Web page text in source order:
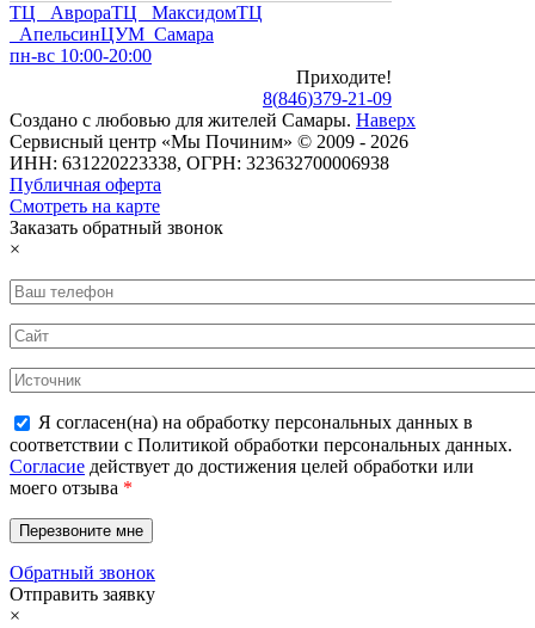
ТЦ АврораТЦ МаксидомТЦ
АпельсинЦУМ Самара
пн-вс 10:00-20:00
Приходите!
8(846)379-21-09
Создано с любовью для жителей Самары. Наверх
Сервисный центр «Мы Починим» © 2009 - 2026
ИНН: 631220223338, ОГРН: 323632700006938
Публичная оферта
Смотреть на карте
Заказать обратный звонок
×
Я согласен(на) на обработку персональных данных в
соответствии с Политикой обработки персональных данных.
Согласие действует до достижения целей обработки или
моего отзыва *
Обратный звонок
Отправить заявку
×